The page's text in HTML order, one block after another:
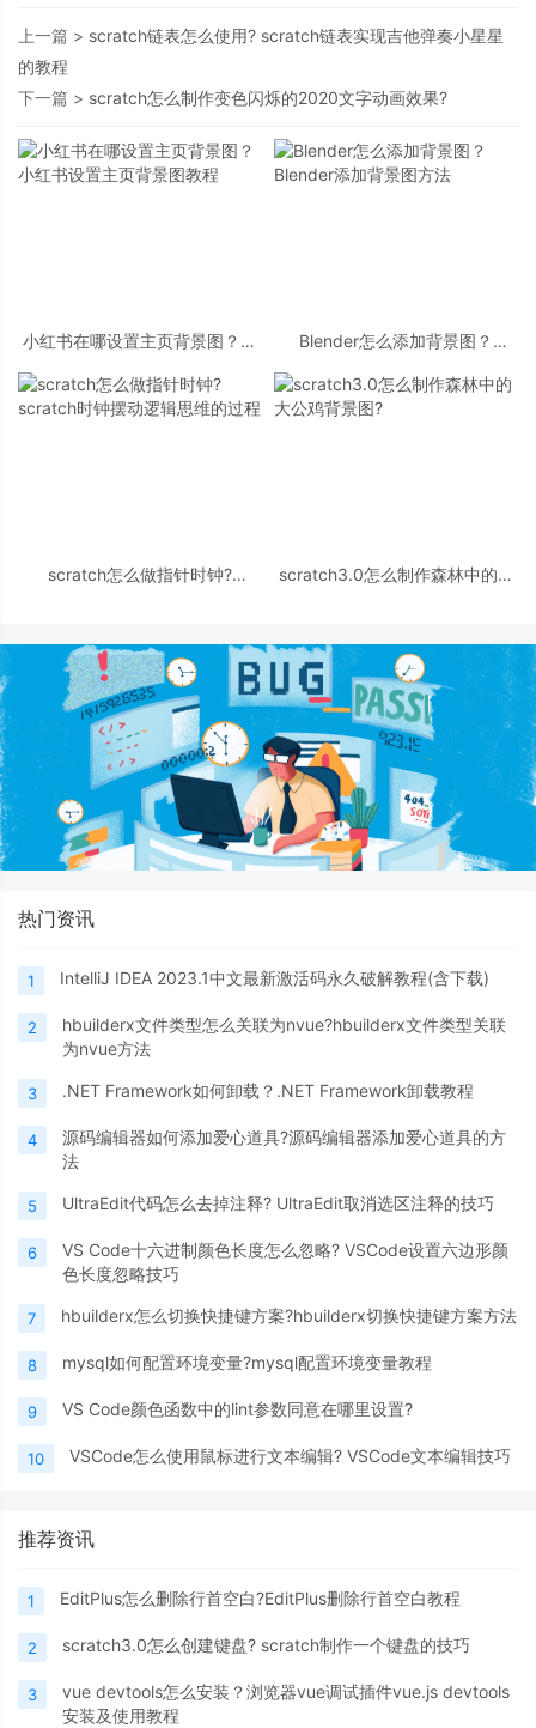
上一篇 > scratch链表怎么使用? scratch链表实现吉他弹奏小星星
的教程
下一篇 > scratch怎么制作变色闪烁的2020文字动画效果?
小红书在哪设置主页背景图？小
Blender怎么添加背景图？
scratch怎么做指针时钟?
scratch3.0怎么制作森林中的大
热门资讯
1 IntelliJ IDEA 2023.1中文最新激活码永久破解教程(含下载)
2
hbuilderx文件类型怎么关联为nvue?hbuilderx文件类型关联
为nvue方法
3 .NET Framework如何卸载？.NET Framework卸载教程
4
源码编辑器如何添加爱心道具?源码编辑器添加爱心道具的方
法
5 UltraEdit代码怎么去掉注释? UltraEdit取消选区注释的技巧
6
VS Code十六进制颜色长度怎么忽略? VSCode设置六边形颜
色长度忽略技巧
7 hbuilderx怎么切换快捷键方案?hbuilderx切换快捷键方案方法
8 mysql如何配置环境变量?mysql配置环境变量教程
9 VS Code颜色函数中的lint参数同意在哪里设置?
10 VSCode怎么使用鼠标进行文本编辑? VSCode文本编辑技巧
推荐资讯
1 EditPlus怎么删除行首空白?EditPlus删除行首空白教程
2 scratch3.0怎么创建键盘? scratch制作一个键盘的技巧
3
vue devtools怎么安装？浏览器vue调试插件vue.js devtools
安装及使用教程